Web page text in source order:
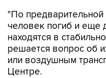
"По
человек погиб и еще
находятся в
решается вопрос об
или воздушным
Центре.